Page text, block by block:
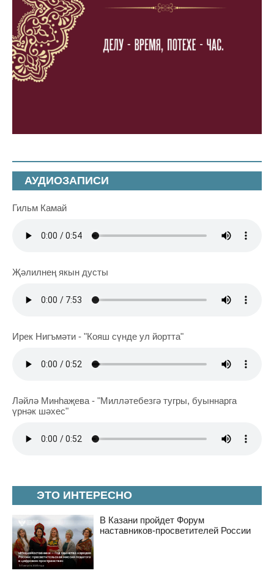
ЭТО ИНТЕРЕСНО
В Казани пройдет Форум
наставников-просветителей России
АУДИОЗАПИСИ
Гильм Камай
Җәлилнең якын дусты
Ирек Нигъмәти - "Кояш сүнде ул йортта"
Ләйлә Минһаҗева - "Милләтебезгә тугры, буыннарга
үрнәк шәхес"